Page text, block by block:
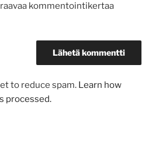
kommentointikertaa
to reduce spam. Learn how
processed.